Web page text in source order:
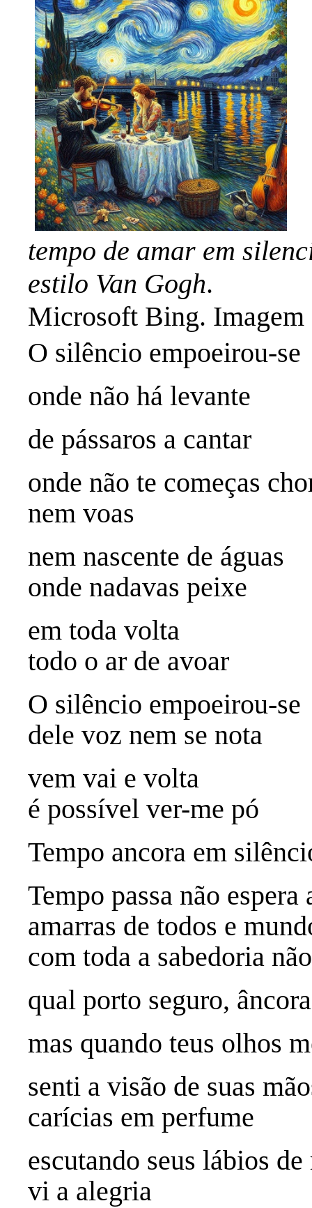
tempo de amar em
estilo Van Gogh.
Microsoft Bing. Imagem
O silêncio empoeirou-se
onde não há levante
de pássaros a cantar
onde não te começas
nem voas
nem nascente de águas
onde nadavas peixe
em toda volta
todo o ar de avoar
O silêncio empoeirou-se
dele voz nem se nota
vem vai e volta
é possível ver-me pó
Tempo ancora em
Tempo passa não espera
amarras de todos e
com toda a sabedoria
qual porto seguro,
mas quando teus olhos
senti a visão de suas
carícias em perfume
escutando seus lábios
vi a alegria